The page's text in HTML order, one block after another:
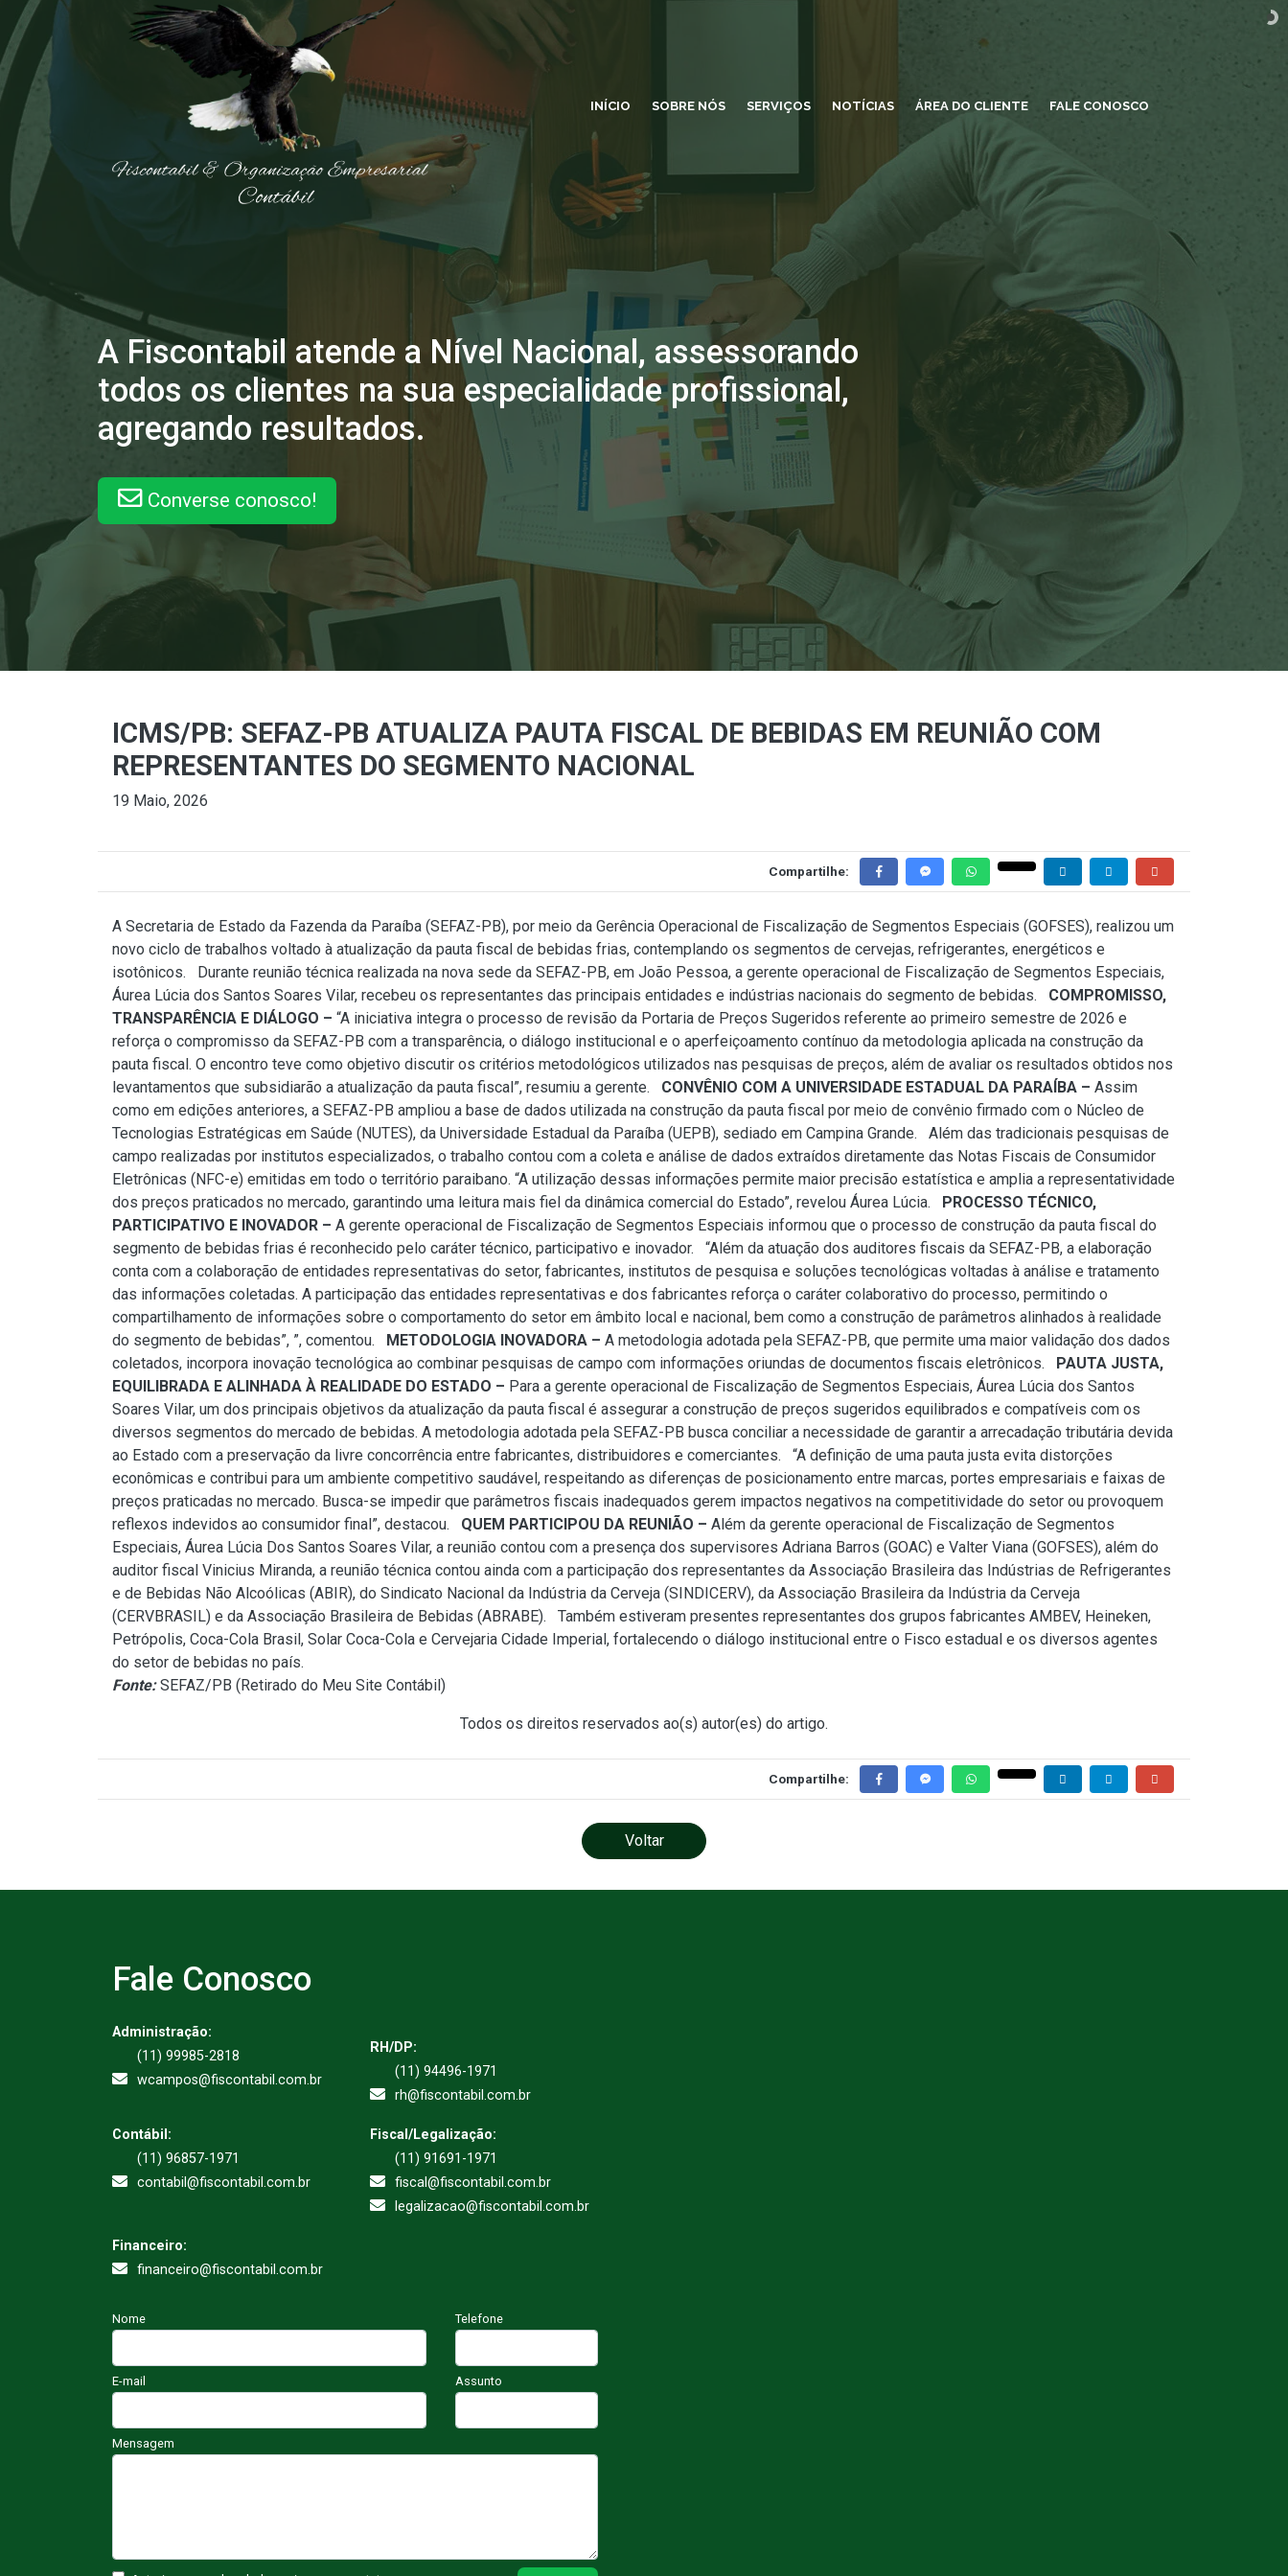
INÍCIO SOBRE NÓS SERVIÇOS NOTÍCIAS ÁREA DO CLIENTE FALE CONOSCO
A Fiscontabil atende a Nível Nacional, assessorando
todos os clientes na sua especialidade profissional,
agregando resultados.
Converse conosco!
ICMS/PB: SEFAZ-PB ATUALIZA PAUTA FISCAL DE BEBIDAS EM REUNIÃO COM
REPRESENTANTES DO SEGMENTO NACIONAL
19 Maio, 2026
Compartilhe:
A Secretaria de Estado da Fazenda da Paraíba (SEFAZ-PB), por meio da Gerência Operacional de Fiscalização de Segmentos Especiais (GOFSES), realizou um
novo ciclo de trabalhos voltado à atualização da pauta fiscal de bebidas frias, contemplando os segmentos de cervejas, refrigerantes, energéticos e
isotônicos. Durante reunião técnica realizada na nova sede da SEFAZ-PB, em João Pessoa, a gerente operacional de Fiscalização de Segmentos Especiais,
Áurea Lúcia dos Santos Soares Vilar, recebeu os representantes das principais entidades e indústrias nacionais do segmento de bebidas. COMPROMISSO,
TRANSPARÊNCIA E DIÁLOGO – “A iniciativa integra o processo de revisão da Portaria de Preços Sugeridos referente ao primeiro semestre de 2026 e
reforça o compromisso da SEFAZ-PB com a transparência, o diálogo institucional e o aperfeiçoamento contínuo da metodologia aplicada na construção da
pauta fiscal. O encontro teve como objetivo discutir os critérios metodológicos utilizados nas pesquisas de preços, além de avaliar os resultados obtidos nos
levantamentos que subsidiarão a atualização da pauta fiscal”, resumiu a gerente. CONVÊNIO COM A UNIVERSIDADE ESTADUAL DA PARAÍBA – Assim
como em edições anteriores, a SEFAZ-PB ampliou a base de dados utilizada na construção da pauta fiscal por meio de convênio firmado com o Núcleo de
Tecnologias Estratégicas em Saúde (NUTES), da Universidade Estadual da Paraíba (UEPB), sediado em Campina Grande. Além das tradicionais pesquisas de
campo realizadas por institutos especializados, o trabalho contou com a coleta e análise de dados extraídos diretamente das Notas Fiscais de Consumidor
Eletrônicas (NFC-e) emitidas em todo o território paraibano. “A utilização dessas informações permite maior precisão estatística e amplia a representatividade
dos preços praticados no mercado, garantindo uma leitura mais fiel da dinâmica comercial do Estado”, revelou Áurea Lúcia. PROCESSO TÉCNICO,
PARTICIPATIVO E INOVADOR – A gerente operacional de Fiscalização de Segmentos Especiais informou que o processo de construção da pauta fiscal do
segmento de bebidas frias é reconhecido pelo caráter técnico, participativo e inovador. “Além da atuação dos auditores fiscais da SEFAZ-PB, a elaboração
conta com a colaboração de entidades representativas do setor, fabricantes, institutos de pesquisa e soluções tecnológicas voltadas à análise e tratamento
das informações coletadas. A participação das entidades representativas e dos fabricantes reforça o caráter colaborativo do processo, permitindo o
compartilhamento de informações sobre o comportamento do setor em âmbito local e nacional, bem como a construção de parâmetros alinhados à realidade
do segmento de bebidas”, ”, comentou. METODOLOGIA INOVADORA – A metodologia adotada pela SEFAZ-PB, que permite uma maior validação dos dados
coletados, incorpora inovação tecnológica ao combinar pesquisas de campo com informações oriundas de documentos fiscais eletrônicos. PAUTA JUSTA,
EQUILIBRADA E ALINHADA À REALIDADE DO ESTADO – Para a gerente operacional de Fiscalização de Segmentos Especiais, Áurea Lúcia dos Santos
Soares Vilar, um dos principais objetivos da atualização da pauta fiscal é assegurar a construção de preços sugeridos equilibrados e compatíveis com os
diversos segmentos do mercado de bebidas. A metodologia adotada pela SEFAZ-PB busca conciliar a necessidade de garantir a arrecadação tributária devida
ao Estado com a preservação da livre concorrência entre fabricantes, distribuidores e comerciantes. “A definição de uma pauta justa evita distorções
econômicas e contribui para um ambiente competitivo saudável, respeitando as diferenças de posicionamento entre marcas, portes empresariais e faixas de
preços praticadas no mercado. Busca-se impedir que parâmetros fiscais inadequados gerem impactos negativos na competitividade do setor ou provoquem
reflexos indevidos ao consumidor final”, destacou. QUEM PARTICIPOU DA REUNIÃO – Além da gerente operacional de Fiscalização de Segmentos
Especiais, Áurea Lúcia Dos Santos Soares Vilar, a reunião contou com a presença dos supervisores Adriana Barros (GOAC) e Valter Viana (GOFSES), além do
auditor fiscal Vinicius Miranda, a reunião técnica contou ainda com a participação dos representantes da Associação Brasileira das Indústrias de Refrigerantes
e de Bebidas Não Alcoólicas (ABIR), do Sindicato Nacional da Indústria da Cerveja (SINDICERV), da Associação Brasileira da Indústria da Cerveja
(CERVBRASIL) e da Associação Brasileira de Bebidas (ABRABE). Também estiveram presentes representantes dos grupos fabricantes AMBEV, Heineken,
Petrópolis, Coca-Cola Brasil, Solar Coca-Cola e Cervejaria Cidade Imperial, fortalecendo o diálogo institucional entre o Fisco estadual e os diversos agentes
do setor de bebidas no país.
Fonte:SEFAZ/PB (Retirado do Meu Site Contábil)
Todos os direitos reservados ao(s) autor(es) do artigo.
Compartilhe:
Voltar
Fale Conosco
Administração:
(11) 99985-2818
wcampos@fiscontabil.com.br
RH/DP:
(11) 94496-1971
rh@fiscontabil.com.br
Contábil:
(11) 96857-1971
contabil@fiscontabil.com.br
Fiscal/Legalização:
(11) 91691-1971
fiscal@fiscontabil.com.br
legalizacao@fiscontabil.com.br
Financeiro:
financeiro@fiscontabil.com.br
Nome Telefone
E-mail Assunto
Mensagem